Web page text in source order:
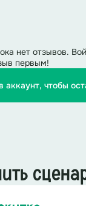
нет отзывов.
первым!
аккаунт, чтобы